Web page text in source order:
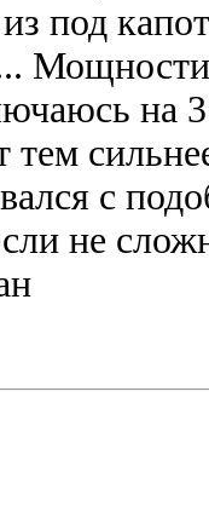
из под
Мощности
на
тем
с
не